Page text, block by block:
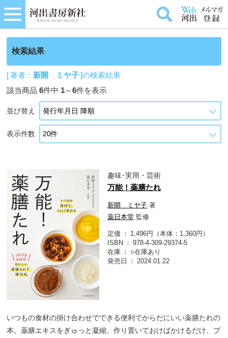
検索結果
[ 著者： 新開 ミヤ子]の検索結果
該当商品6件中 1～6件を表示
並び替え
表示件数
趣味･実用・芸術
万能！薬膳たれ
新開 ミヤ子 著
薬日本堂 監修
定価
1,496円（本体：1,360円）
ISBN
978-4-309-29374-5
在庫
○在庫あり
発売日
2024.01.22
いつもの食材の掛け合わせでできる便利でからだにいい薬膳たれの
本。薬膳エキスをぎゅっと凝縮。作り置いておけばかけるだけ、プ